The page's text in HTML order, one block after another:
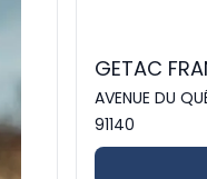
GETAC
AVENUE DU
91140